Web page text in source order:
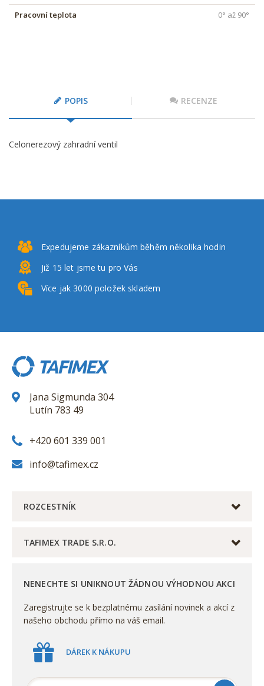
Pracovní teplota
0° až 90°
POPIS RECENZE
Celonerezový zahradní ventil
Expedujeme zákazníkům běhěm několika hodin
Již 15 let jsme tu pro Vás
Více jak 3000 položek skladem
Jana Sigmunda 304
Lutín 783 49
+420 601 339 001
info@tafimex.cz
ROZCESTNÍK
TAFIMEX TRADE S.R.O.
NENECHTE SI UNIKNOUT ŽÁDNOU VÝHODNOU AKCI
Zaregistrujte se k bezplatnému zasílání novinek a akcí z
našeho obchodu přímo na váš email.
DÁREK K NÁKUPU